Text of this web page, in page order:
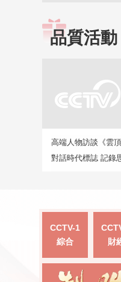
品質活動
高端人物訪談《雲頂
對話時代標誌 記錄
CCTV-1
綜合
財